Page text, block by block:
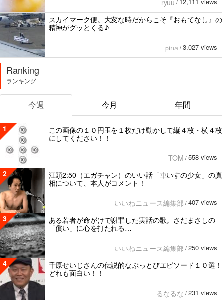
ryuu / 12,111 views
スカイマーク便。大変な時だからこそ『おもてなし』の
精神がグッとくる♪
pina / 3,027 views
Ranking
ランキング
今週 今月 年間
1
この画像の１０円玉を１枚だけ動かして縦４枚・横４枚
にしてください！！
TOM / 558 views
2
江頭2:50（エガチャン）のいい話「車いすの少女」の真
相について、本人がコメント！
いいねニュース編集部 / 407 views
3
ある若者が命がけで謝罪した実話の歌。さだまさしの
「償い」に心を打たれる…
いいねニュース編集部 / 250 views
4
千原せいじさんの伝説的なぶっとびエピソード１０選！
どれも面白い！！
るなるな / 231 views